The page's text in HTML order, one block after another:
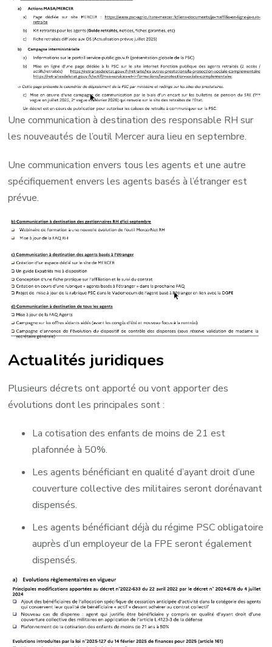
Une communication à destination des responsable RH sur
les nouveautés de l’outil Mercer aura lieu en septembre.
Une communication envers tous les agents et une autre
spécifiquement envers les agents basés à l’étranger est
prévue.
Actualités juridiques
Plusieurs décrets ont apporté ou vont apporter des
évolutions dont les principales sont :
La cotisation des enfants de moins de 21 est
plafonnée à 50%.
Les agents bénéficiant en qualité d’ayant droit d’une
couverture collective des militaires seront dorénavant
dispensés.
Les agents bénéficiant déjà du régime PSC obligatoire
auprès d’un employeur de la FPE seront également
dispensés.